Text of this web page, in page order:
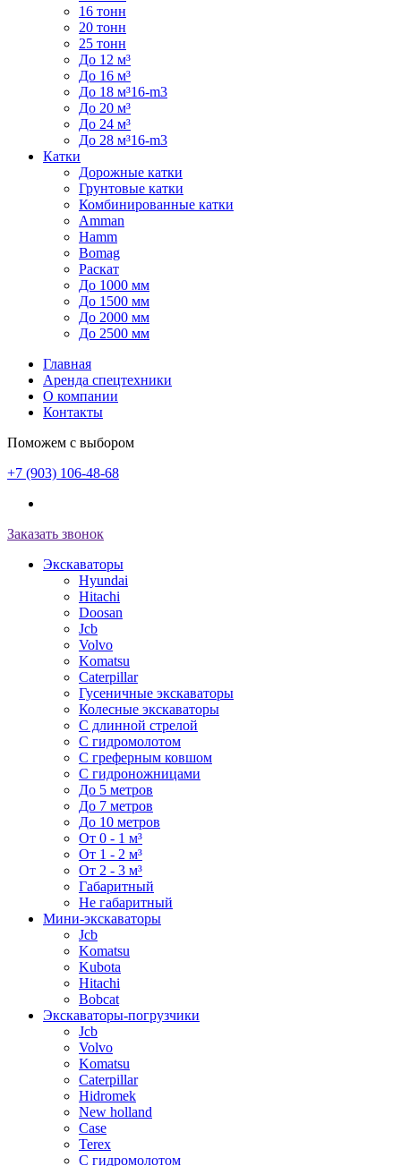
16 тонн
20 тонн
25 тонн
До 12 м³
До 16 м³
До 18 м³16-m3
До 20 м³
До 24 м³
До 28 м³16-m3
Катки
Дорожные катки
Грунтовые катки
Комбинированные катки
Amman
Hamm
Bomag
Раскат
До 1000 мм
До 1500 мм
До 2000 мм
До 2500 мм
Главная
Аренда спецтехники
О компании
Контакты
Поможем с выбором
+7 (903) 106-48-68
Заказать звонок
Экскаваторы
Hyundai
Hitachi
Doosan
Jcb
Volvo
Komatsu
Caterpillar
Гусеничные экскаваторы
Колесные экскаваторы
С длинной стрелой
С гидромолотом
С греферным ковшом
С гидроножницами
До 5 метров
До 7 метров
До 10 метров
От 0 - 1 м³
От 1 - 2 м³
От 2 - 3 м³
Габаритный
Не габаритный
Мини-экскаваторы
Jcb
Komatsu
Kubota
Hitachi
Bobcat
Экскаваторы-погрузчики
Jcb
Volvo
Komatsu
Caterpillar
Hidromek
New holland
Case
Terex
С гидромолотом